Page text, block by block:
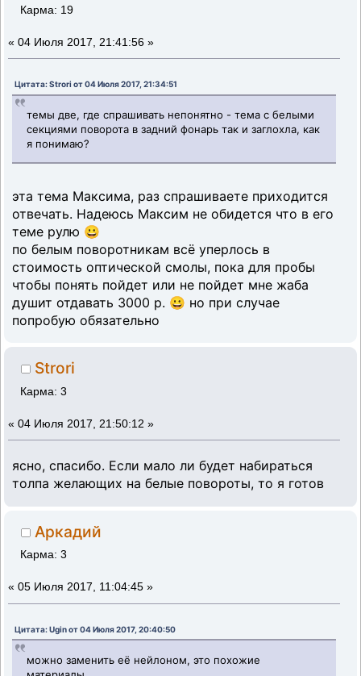
Карма: 19
« 04 Июля 2017, 21:41:56 »
Цитата: Strori от 04 Июля 2017, 21:34:51
темы две, где спрашивать непонятно - тема с белыми
секциями поворота в задний фонарь так и заглохла, как
я понимаю?
эта тема Максима, раз спрашиваете приходится
отвечать. Надеюсь Максим не обидется что в его
теме рулю 😀
по белым поворотникам всё уперлось в
стоимость оптической смолы, пока для пробы
чтобы понять пойдет или не пойдет мне жаба
душит отдавать 3000 р. 😀 но при случае
попробую обязательно
Strori
Карма: 3
« 04 Июля 2017, 21:50:12 »
ясно, спасибо. Если мало ли будет набираться
толпа желающих на белые повороты, то я готов
Аркадий
Карма: 3
« 05 Июля 2017, 11:04:45 »
Цитата: Ugin от 04 Июля 2017, 20:40:50
можно заменить её нейлоном, это похожие